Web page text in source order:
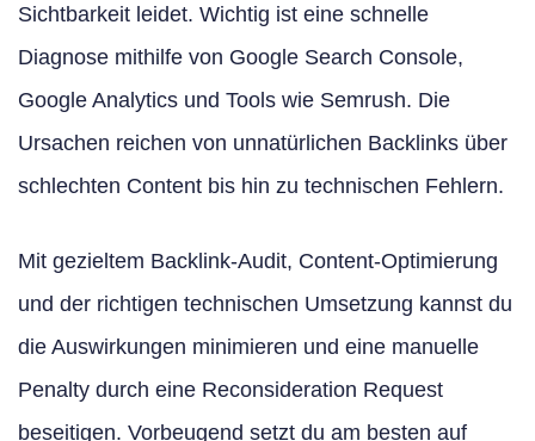
Sichtbarkeit leidet. Wichtig ist eine schnelle
Diagnose mithilfe von Google Search Console,
Google Analytics und Tools wie Semrush. Die
Ursachen reichen von unnatürlichen Backlinks über
schlechten Content bis hin zu technischen Fehlern.
Mit gezieltem Backlink-Audit, Content-Optimierung
und der richtigen technischen Umsetzung kannst du
die Auswirkungen minimieren und eine manuelle
Penalty durch eine Reconsideration Request
beseitigen. Vorbeugend setzt du am besten auf